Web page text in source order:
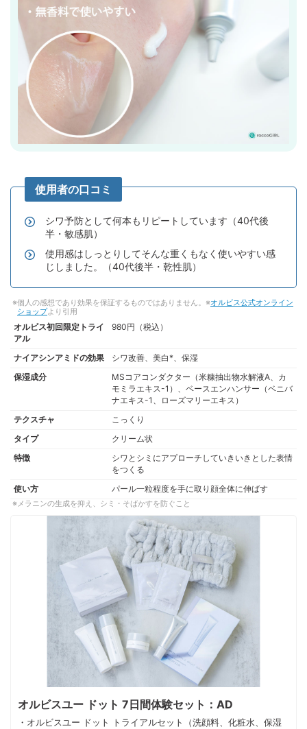
シワ予防として何本もリピートしています（40代後
半・敏感肌）
使用感はしっとりしてそんな重くもなく使いやすい感
じしました。（40代後半・乾性肌）
個人の感想であり効果を保証するものではありません。※オルビス公式オンライン
ショップより引用
オルビス初回限定トライ
アル
980円（税込）
ナイアシンアミドの効果
シワ改善、美白*、保湿
保湿成分
MSコアコンダクター（米糠抽出物水解液A、カ
モミラエキス-1）、ベースエンハンサー（ベニバ
ナエキス-1、ローズマリーエキス）
テクスチャ
こっくり
タイプ
クリーム状
特徴
シワとシミにアプローチしていきいきとした表情
をつくる
使い方
パール一粒程度を手に取り顔全体に伸ばす
メラニンの生成を抑え、シミ・そばかすを防ぐこと
オルビスユー ドット 7日間体験セット：AD
・オルビスユー ドット トライアルセット（洗顔料、化粧水、保湿